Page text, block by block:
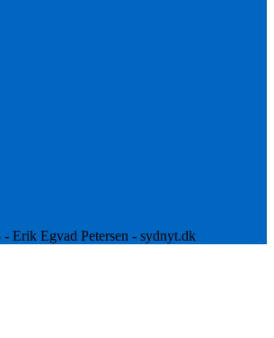
Erik Egvad Petersen - sydnyt.dk